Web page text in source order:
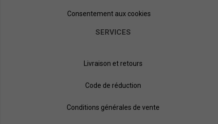
Consentement aux cookies
SERVICES
Livraison et retours
Code de réduction
Conditions générales de vente